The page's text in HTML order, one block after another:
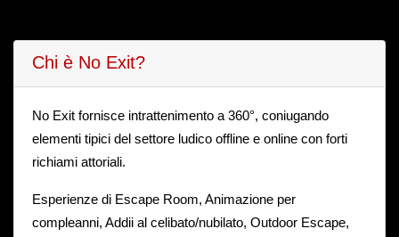
Chi è No Exit?
No Exit fornisce intrattenimento a 360°, coniugando
elementi tipici del settore ludico offline e online con forti
richiami attoriali.
Esperienze di Escape Room, Animazione per
compleanni, Addii al celibato/nubilato, Outdoor Escape,